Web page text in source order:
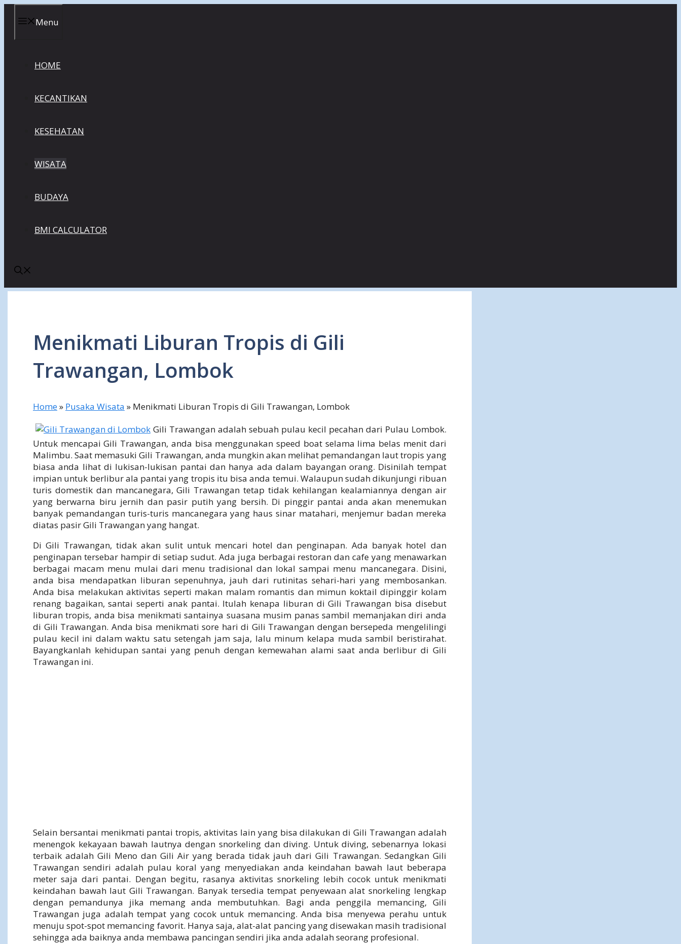
Menu
HOME
KECANTIKAN
KESEHATAN
WISATA
BUDAYA
BMI CALCULATOR
Menikmati Liburan Tropis di Gili
Trawangan, Lombok
Home» Pusaka Wisata » Menikmati Liburan Tropis di Gili Trawangan, Lombok
Gili Trawangan adalah sebuah pulau kecil pecahan dari Pulau Lombok.
Untuk mencapai Gili Trawangan, anda bisa menggunakan speed boat selama lima belas menit dari
Malimbu. Saat memasuki Gili Trawangan, anda mungkin akan melihat pemandangan laut tropis yang
biasa anda lihat di lukisan-lukisan pantai dan hanya ada dalam bayangan orang. Disinilah tempat
impian untuk berlibur ala pantai yang tropis itu bisa anda temui. Walaupun sudah dikunjungi ribuan
turis domestik dan mancanegara, Gili Trawangan tetap tidak kehilangan kealamiannya dengan air
yang berwarna biru jernih dan pasir putih yang bersih. Di pinggir pantai anda akan menemukan
banyak pemandangan turis-turis mancanegara yang haus sinar matahari, menjemur badan mereka
diatas pasir Gili Trawangan yang hangat.
Di Gili Trawangan, tidak akan sulit untuk mencari hotel dan penginapan. Ada banyak hotel dan
penginapan tersebar hampir di setiap sudut. Ada juga berbagai restoran dan cafe yang menawarkan
berbagai macam menu mulai dari menu tradisional dan lokal sampai menu mancanegara. Disini,
anda bisa mendapatkan liburan sepenuhnya, jauh dari rutinitas sehari-hari yang membosankan.
Anda bisa melakukan aktivitas seperti makan malam romantis dan mimun koktail dipinggir kolam
renang bagaikan, santai seperti anak pantai. Itulah kenapa liburan di Gili Trawangan bisa disebut
liburan tropis, anda bisa menikmati santainya suasana musim panas sambil memanjakan diri anda
di Gili Trawangan. Anda bisa menikmati sore hari di Gili Trawangan dengan bersepeda mengelilingi
pulau kecil ini dalam waktu satu setengah jam saja, lalu minum kelapa muda sambil beristirahat.
Bayangkanlah kehidupan santai yang penuh dengan kemewahan alami saat anda berlibur di Gili
Trawangan ini.
Selain bersantai menikmati pantai tropis, aktivitas lain yang bisa dilakukan di Gili Trawangan adalah
menengok kekayaan bawah lautnya dengan snorkeling dan diving. Untuk diving, sebenarnya lokasi
terbaik adalah Gili Meno dan Gili Air yang berada tidak jauh dari Gili Trawangan. Sedangkan Gili
Trawangan sendiri adalah pulau koral yang menyediakan anda keindahan bawah laut beberapa
meter saja dari pantai. Dengan begitu, rasanya aktivitas snorkeling lebih cocok untuk menikmati
keindahan bawah laut Gili Trawangan. Banyak tersedia tempat penyewaan alat snorkeling lengkap
dengan pemandunya jika memang anda membutuhkan. Bagi anda penggila memancing, Gili
Trawangan juga adalah tempat yang cocok untuk memancing. Anda bisa menyewa perahu untuk
menuju spot-spot memancing favorit. Hanya saja, alat-alat pancing yang disewakan masih tradisional
sehingga ada baiknya anda membawa pancingan sendiri jika anda adalah seorang profesional.